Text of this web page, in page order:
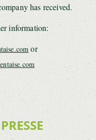
has received.
information:
or